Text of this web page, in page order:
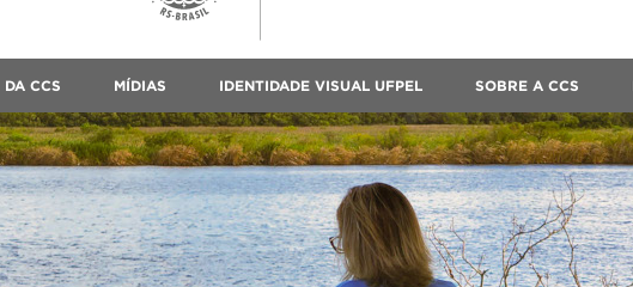
DA CCS MÍDIAS IDENTIDADE VISUAL UFPEL SOBRE A CCS